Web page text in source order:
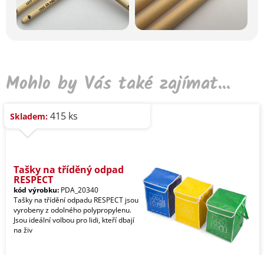
Mohlo by Vás také zajímat...
Skladem: 415 ks
Tašky na tříděný odpad
RESPECT
kód výrobku: PDA_20340
Tašky na třídění odpadu RESPECT jsou
vyrobeny z odolného polypropylenu.
Jsou ideální volbou pro lidi, kteří dbají
na živ